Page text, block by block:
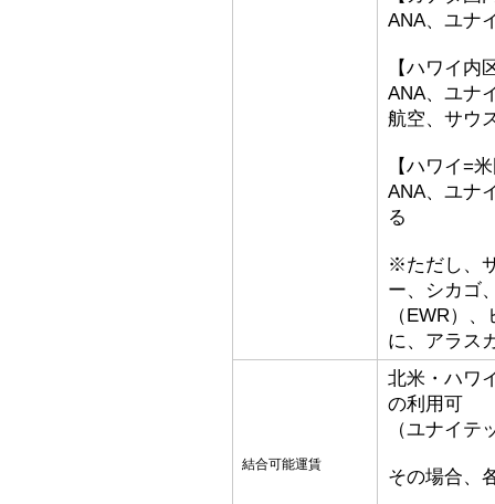
ANA、ユナ
【ハワイ内
ANA、ユナ
航空、サウ
【ハワイ=
ANA、ユナ
る
※ただし、
ー、シカゴ
（EWR）
に、アラス
結合可能運賃
北米・ハワ
の利用可
（ユナイテ
その場合、